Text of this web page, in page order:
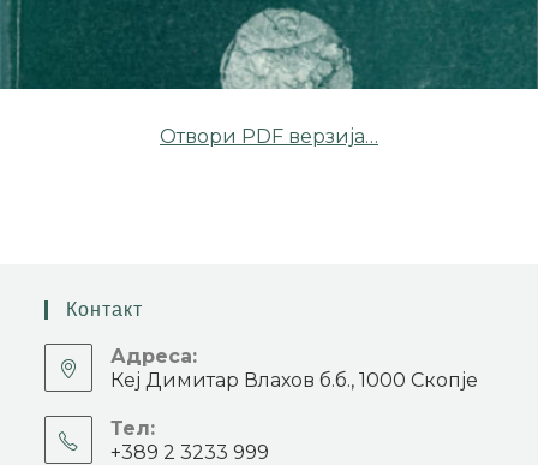
Отвори PDF верзија…
Контакт
Адреса:
Кеј Димитар Влахов б.б., 1000 Скопје
Тел:
+389 2 3233 999